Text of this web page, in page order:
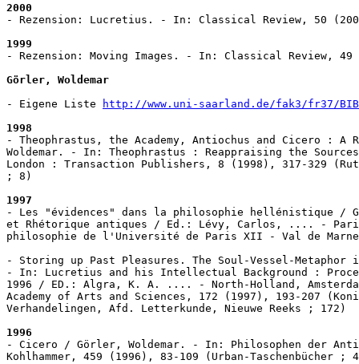
2000
- Rezension: Lucretius. - In: Classical Review, 50
1999
- Rezension: Moving Images. - In: Classical Review,
Görler, Woldemar
- Eigene Liste
http://www.uni-saarland.de/fak3/fr37/
1998
- Theophrastus, the Academy, Antiochus and Cicero :
Woldemar. - In: Theophrastus : Reappraising the
London : Transaction Publishers, 8 (1998), 317-329
; 8)
1997
- Les "évidences" dans la philosophie hellénistique
et Rhétorique antiques / Ed.: Lévy, Carlos, .... -
philosophie de l'Université de Paris XII - Val de
- Storing up Past Pleasures. The Soul-Vessel-
- In: Lucretius and his Intellectual Background :
1996 / ED.: Algra, K. A. .... - North-Holland,
Academy of Arts and Sciences, 172 (1997), 193-207
Verhandelingen, Afd. Letterkunde, Nieuwe Reeks ; 172)
1996
- Cicero / Görler, Woldemar. - In: Philosophen der
Kohlhammer, 459 (1996), 83-109 (Urban-Taschenbücher ;